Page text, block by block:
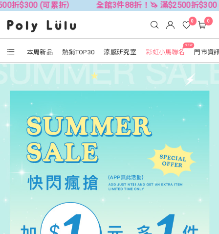
累折） 全館3件88折！🦄 滿$2500折$300 (可累折）
本周新品 熱銷TOP30 涼感研究室
NEW
彩虹小馬聯名 門市資
0 0